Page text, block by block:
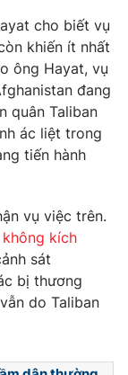
cho biết vụ
khiến ít nhất
ông Hayat, vụ
đang
quân Taliban
ác liệt trong
tiến hành
vụ việc trên.
không kích
sát
bị thương
do Taliban